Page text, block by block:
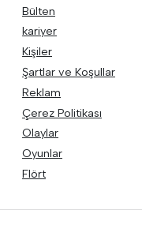
Bülten
kariyer
Kişiler
Şartlar ve Koşullar
Reklam
Çerez Politikası
Olaylar
Oyunlar
Flört